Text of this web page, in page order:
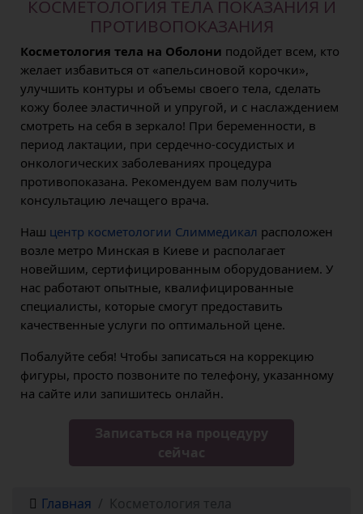
КОСМЕТОЛОГИЯ ТЕЛА ПОКАЗАНИЯ И
ПРОТИВОПОКАЗАНИЯ
Косметология тела на Оболони подойдет всем, кто
желает избавиться от «апельсиновой корочки»,
улучшить контуры и объемы своего тела, сделать
кожу более эластичной и упругой, и с наслаждением
смотреть на себя в зеркало! При беременности, в
период лактации, при сердечно-сосудистых и
онкологических заболеваниях процедура
противопоказана. Рекомендуем вам получить
консультацию лечащего врача.
Наш центр косметологии Слиммедикал расположен
возле метро Минская в Киеве и располагает
новейшим, сертифицированным оборудованием. У
нас работают опытные, квалифицированные
специалисты, которые смогут предоставить
качественные услуги по оптимальной цене.
Побалуйте себя! Чтобы записаться на коррекцию
фигуры, просто позвоните по телефону, указанному
на сайте или запишитесь онлайн.
Записаться на процедуру
сейчас
Главная Косметология тела